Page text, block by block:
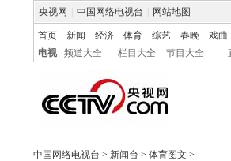
央视网 中国网络电视台 网站地图
首页 新闻 经济 体育 综艺 春晚 戏曲
电视
频道大全 栏目大全 节目大全
中国网络电视台 > 新闻台 > 体育图文 >